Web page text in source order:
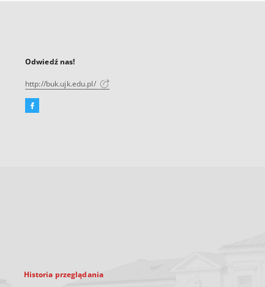
Odwiedź nas!
http://buk.ujk.edu.pl/
Facebook
Historia przeglądania